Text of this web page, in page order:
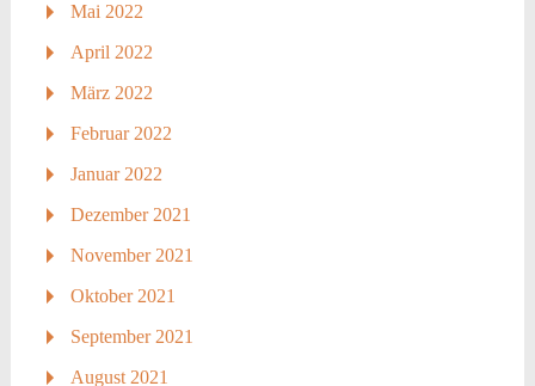
Mai 2022
April 2022
März 2022
Februar 2022
Januar 2022
Dezember 2021
November 2021
Oktober 2021
September 2021
August 2021